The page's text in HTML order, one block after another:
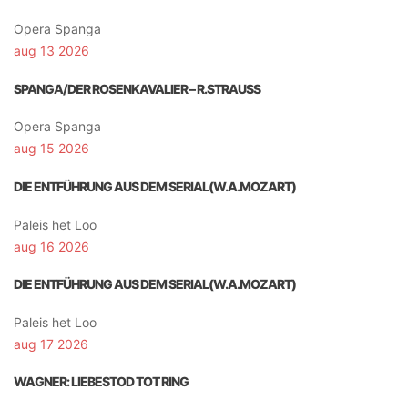
Opera Spanga
aug 13 2026
SPANGA/DER ROSENKAVALIER – R.STRAUSS
Opera Spanga
aug 15 2026
DIE ENTFÜHRUNG AUS DEM SERIAL(W.A.MOZART)
Paleis het Loo
aug 16 2026
DIE ENTFÜHRUNG AUS DEM SERIAL(W.A.MOZART)
Paleis het Loo
aug 17 2026
WAGNER: LIEBESTOD TOT RING